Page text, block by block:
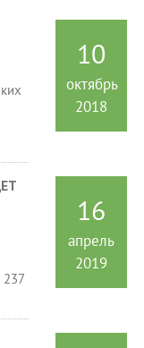
10
октябрь
2018
237
16
апрель
2019